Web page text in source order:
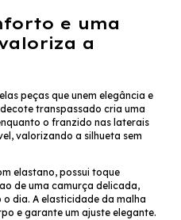
e uma
a
peças que unem elegância e
transpassado cria uma
o franzido nas laterais
valorizando a silhueta sem
elastano, possui toque
de uma camurça delicada,
dia. A elasticidade da malha
e garante um ajuste elegante.